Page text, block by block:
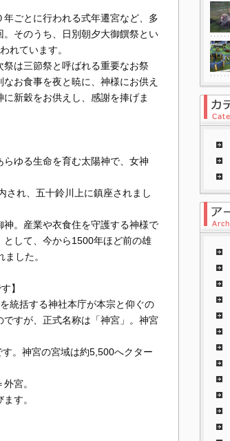
ごとに行われる式年遷宮など、多
そのうち、日別朝夕大御饌祭とい
れています。
は三節祭と呼ばれる重要なお祭
お食事を夜と暁に、神様にお供え
新穀をお供えし、感謝を捧げま
ゆる生命を育む太陽神で、女神
され、五十鈴川上に鎮座されまし
。産業や衣食住を守護する神様で
して、今から1500年ほど前の雄
した。
】
統括する神社本庁が本宗と仰ぐの
すが、正式名称は「神宮」。神宮
。神宮の宮域は約5,500へクター
宮。
す。